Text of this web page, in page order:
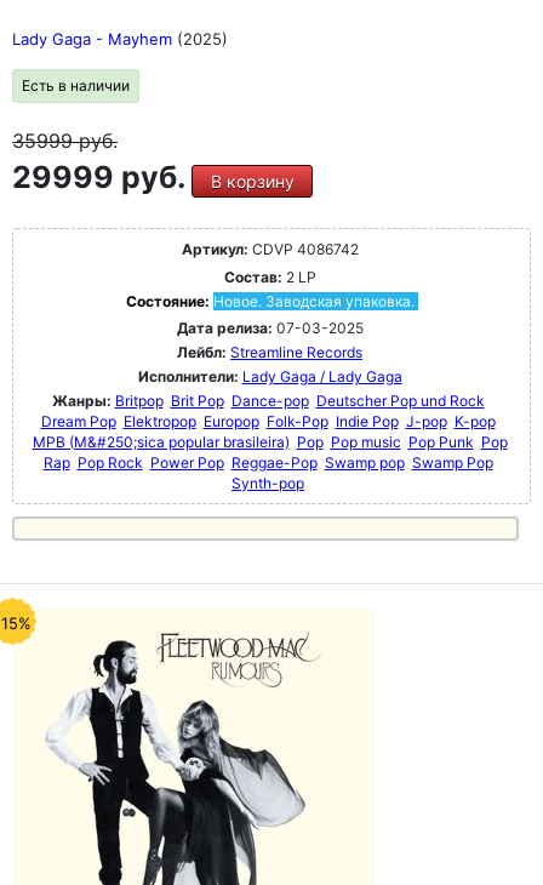
Lady Gaga - Mayhem (2025)
Есть в наличии
35999руб.
29999 руб. В корзину
Артикул: CDVP 4086742
Состав: 2 LP
Состояние: Новое. Заводская упаковка.
Дата релиза: 07-03-2025
Лейбл: Streamline Records
Исполнители: Lady Gaga / Lady Gaga
Жанры: Britpop Brit Pop Dance-pop Deutscher Pop und Rock
Dream Pop Elektropop Europop Folk-Pop Indie Pop J-pop K-pop
MPB (M&#250;sica popular brasileira) Pop Pop music Pop Punk Pop
Rap Pop Rock Power Pop Reggae-Pop Swamp pop Swamp Pop
Synth-pop